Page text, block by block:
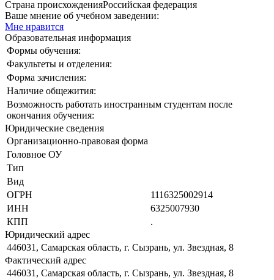
Страна происхожденияРоссийская федерация
Ваше мнение об учебном заведении:
Мне нравится
Образовательная информация
Формы обучения:
Факультеты и отделения:
Форма зачисления:
Наличие общежития:
Возможность работать иностранным студентам после
окончания обучения:
Юридические сведения
Организационно-правовая форма
Головное ОУ
Тип
Вид
ОГРН
1116325002914
ИНН
6325007930
КПП
.
Юридический адрес
446031, Самарская область, г. Сызрань, ул. Звездная, 8
Фактический адрес
446031, Самарская область, г. Сызрань, ул. Звездная, 8